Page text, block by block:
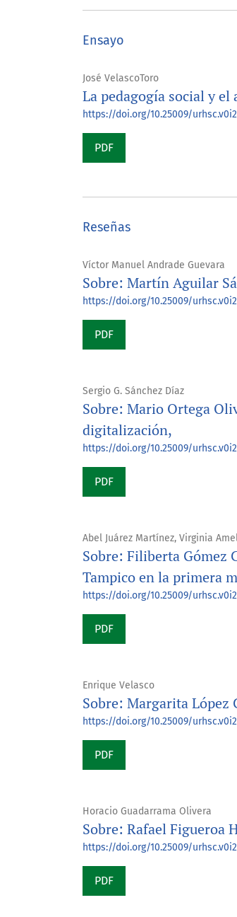
Ensayo
José VelascoToro
La pedagogía social y
https://doi.org/10.25009/
PDF
Reseñas
Víctor Manuel Andrade Guevara
Sobre: Martín Aguilar
https://doi.org/10.25009/
PDF
Sergio G. Sánchez Díaz
Sobre: Mario Ortega
digitalización,
https://doi.org/10.25009/
PDF
Abel Juárez Martínez, Virginia
Sobre: Filiberta Gómez
Tampico en la primera
https://doi.org/10.25009/
PDF
Enrique Velasco
Sobre: Margarita López
https://doi.org/10.25009/
PDF
Horacio Guadarrama Olivera
Sobre: Rafael Figueroa
https://doi.org/10.25009/
PDF